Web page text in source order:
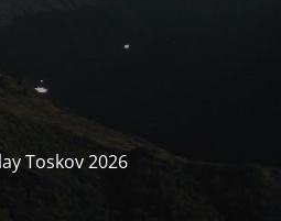
Toskov 2026